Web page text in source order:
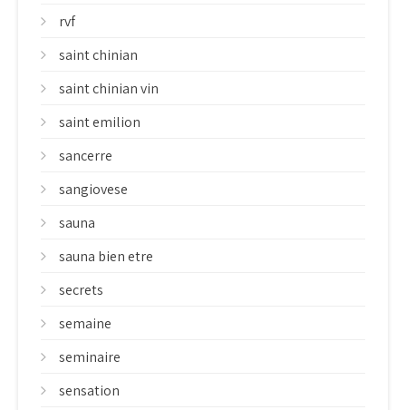
rvf
saint chinian
saint chinian vin
saint emilion
sancerre
sangiovese
sauna
sauna bien etre
secrets
semaine
seminaire
sensation